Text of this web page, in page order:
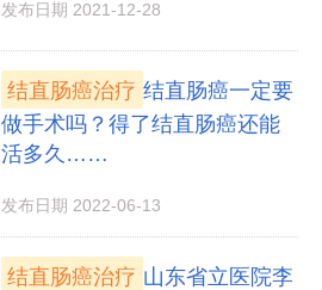
发布日期 2021-12-28
结直肠癌治疗 结直肠癌一定要
做手术吗？得了结直肠癌还能
活多久……
发布日期 2022-06-13
结直肠癌治疗 山东省立医院李